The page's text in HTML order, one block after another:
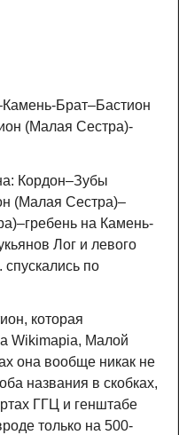
Брат–Бастион
(Малая Сестра)-
Кордон–Зубы
(Малая Сестра)–
на Камень-
Лог и левого
спускались по
которая
Wikimapia, Малой
она вообще никак не
названия в скобках,
ГГЦ и генштабе
только на 500-